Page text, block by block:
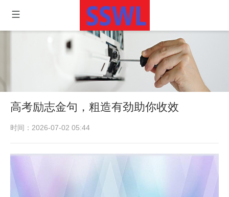
高考励志金句，粗造有劲助你收效
时间：2026-07-02 05:44